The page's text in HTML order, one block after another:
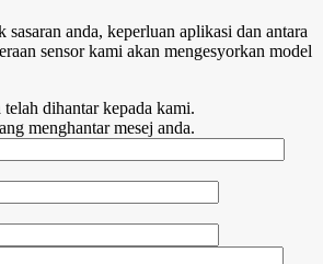
anda, keperluan aplikasi dan antara
sensor kami akan mengesyorkan model
telah dihantar kepada kami.
menghantar mesej anda.